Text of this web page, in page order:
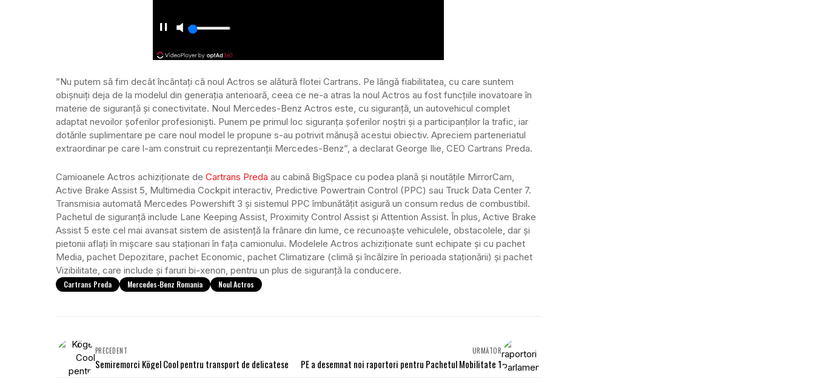
”Nu putem să fim decât încântați că noul Actros se alătură flotei Cartrans. Pe lângă fiabilitatea, cu care suntem
obișnuiți deja de la modelul din generația anterioară, ceea ce ne-a atras la noul Actros au fost funcțiile inovatoare în
materie de siguranță și conectivitate. Noul Mercedes-Benz Actros este, cu siguranță, un autovehicul complet
adaptat nevoilor șoferilor profesioniști. Punem pe primul loc siguranța șoferilor noștri și a participanților la trafic, iar
dotările suplimentare pe care noul model le propune s-au potrivit mănușă acestui obiectiv. Apreciem parteneriatul
extraordinar pe care l-am construit cu reprezentanții Mercedes-Benz”, a declarat George Ilie, CEO Cartrans Preda.
Camioanele Actros achiziționate de Cartrans Preda au cabină BigSpace cu podea plană și noutățile MirrorCam,
Active Brake Assist 5, Multimedia Cockpit interactiv, Predictive Powertrain Control (PPC) sau Truck Data Center 7.
Transmisia automată Mercedes Powershift 3 și sistemul PPC îmbunătățit asigură un consum redus de combustibil.
Pachetul de siguranță include Lane Keeping Assist, Proximity Control Assist și Attention Assist. În plus, Active Brake
Assist 5 este cel mai avansat sistem de asistență la frânare din lume, ce recunoaște vehiculele, obstacolele, dar și
pietonii aflați în mișcare sau staționari în fața camionului. Modelele Actros achiziționate sunt echipate și cu pachet
Media, pachet Depozitare, pachet Economic, pachet Climatizare (climă și încălzire în perioada staționării) și pachet
Vizibilitate, care include și faruri bi-xenon, pentru un plus de siguranţă la conducere.
Cartrans Preda Mercedes-Benz Romania Noul Actros
PRECEDENT
Semiremorci Kögel Cool pentru transport de delicatese
URMĂTOR
PE a desemnat noi raportori pentru Pachetul Mobilitate 1